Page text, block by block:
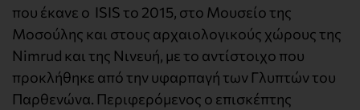
που έκανε ο ΙSIS τo 2015, στο Μουσείο της
Μοσούλης και στους αρχαιολογικούς χώρους της
Nimrud και της Νινευή, με το αντίστοιχο που
προκλήθηκε από την υφαρπαγή των Γλυπτών του
Παρθενώνα. Περιφερόμενος ο επισκέπτης